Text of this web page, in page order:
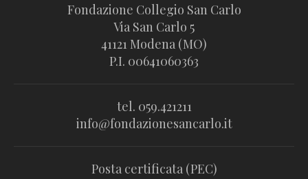
Fondazione Collegio San Carlo
Via San Carlo 5
41121 Modena (MO)
P.I. 00641060363
tel. 059.421211
info@fondazionesancarlo.it
Posta certificata (PEC)